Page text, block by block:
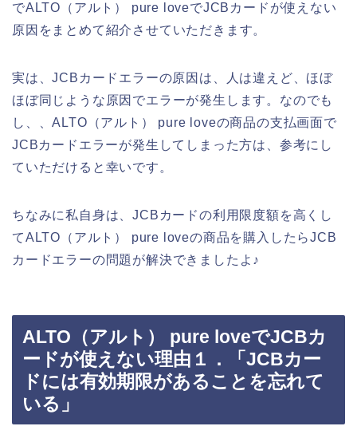
でALTO（アルト） pure loveでJCBカードが使えない
原因をまとめて紹介させていただきます。
実は、JCBカードエラーの原因は、人は違えど、ほぼ
ほぼ同じような原因でエラーが発生します。なのでも
し、、ALTO（アルト） pure loveの商品の支払画面で
JCBカードエラーが発生してしまった方は、参考にし
ていただけると幸いです。
ちなみに私自身は、JCBカードの利用限度額を高くし
てALTO（アルト） pure loveの商品を購入したらJCB
カードエラーの問題が解決できましたよ♪
ALTO（アルト） pure loveでJCBカ
ードが使えない理由１．「JCBカー
ドには有効期限があることを忘れて
いる」